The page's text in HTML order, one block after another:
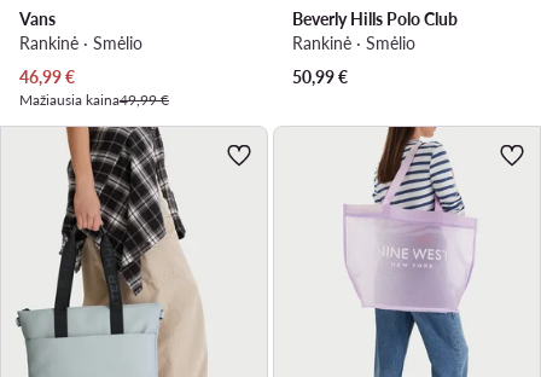
Vans
Rankinė · Smėlio
Dabartinė kaina
46,99€
Mažiausia kaina49,99 €
Beverly Hills Polo Club
Rankinė · Smėlio
50,99€